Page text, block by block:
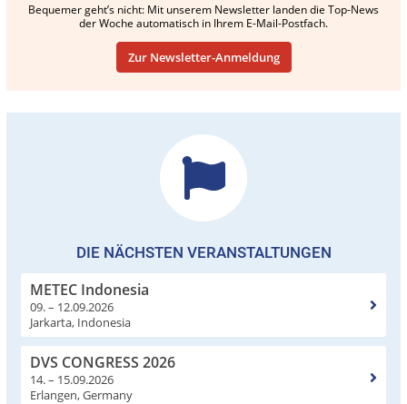
Bequemer geht’s nicht: Mit unserem Newsletter landen die Top-News
der Woche automatisch in Ihrem E-Mail-Postfach.
Zur Newsletter-Anmeldung
DIE NÄCHSTEN VERANSTALTUNGEN
METEC Indonesia
09. – 12.09.2026
Jarkarta, Indonesia
DVS CONGRESS 2026
14. – 15.09.2026
Erlangen, Germany